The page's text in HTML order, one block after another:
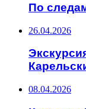
По
26.04.2026
08.04.2026